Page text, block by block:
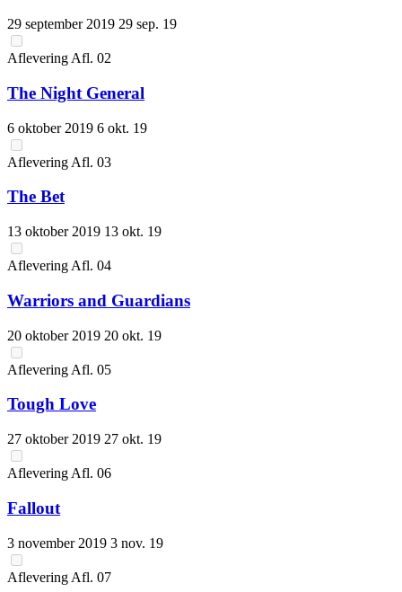
29 september 2019 29 sep. 19
Aflevering Afl. 02
The Night General
6 oktober 2019 6 okt. 19
Aflevering Afl. 03
The Bet
13 oktober 2019 13 okt. 19
Aflevering Afl. 04
Warriors and Guardians
20 oktober 2019 20 okt. 19
Aflevering Afl. 05
Tough Love
27 oktober 2019 27 okt. 19
Aflevering Afl. 06
Fallout
3 november 2019 3 nov. 19
Aflevering Afl. 07